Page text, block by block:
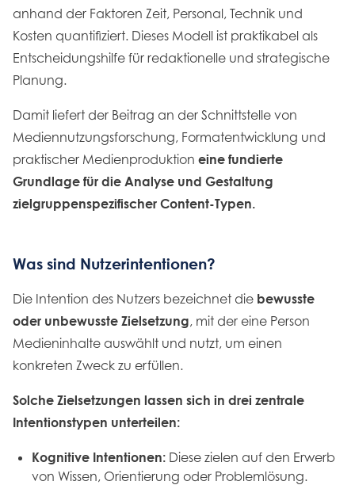
anhand der Faktoren Zeit, Personal, Technik und
Kosten quantifiziert. Dieses Modell ist praktikabel als
Entscheidungshilfe für redaktionelle und strategische
Planung.
Damit liefert der Beitrag an der Schnittstelle von
Mediennutzungsforschung, Formatentwicklung und
praktischer Medienproduktion eine fundierte
Grundlage für die Analyse und Gestaltung
zielgruppenspezifischer Content-Typen.
Was sind Nutzerintentionen?
Die Intention des Nutzers bezeichnet die bewusste
oder unbewusste Zielsetzung, mit der eine Person
Medieninhalte auswählt und nutzt, um einen
konkreten Zweck zu erfüllen.
Solche Zielsetzungen lassen sich in drei zentrale
Intentionstypen unterteilen:
Kognitive Intentionen: Diese zielen auf den Erwerb
von Wissen, Orientierung oder Problemlösung.